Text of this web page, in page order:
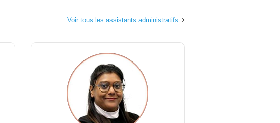
Voir tous les assistants administratifs